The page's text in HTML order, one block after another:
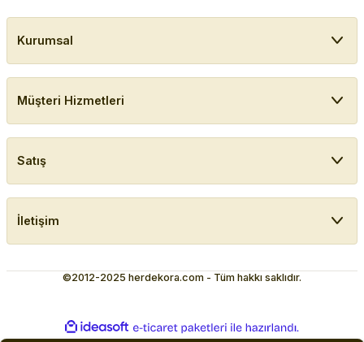
Kurumsal
Müşteri Hizmetleri
Satış
İletişim
©2012-2025 herdekora.com - Tüm hakkı saklıdır.
ideasoft
e-
ticaret
hazırlandı.